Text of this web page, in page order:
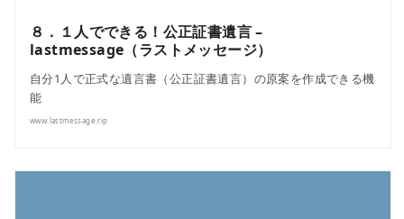
８．１人でできる！公正証書遺言 –
lastmessage（ラストメッセージ）
自分1人で正式な遺言書（公正証書遺言）の原案を作成できる機
能
www.lastmessage.rip